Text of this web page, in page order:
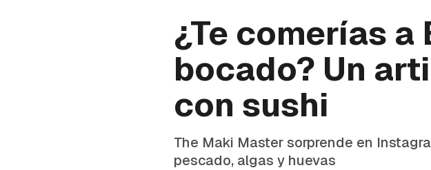
¿Te comerías
bocado? Un
con sushi
The Maki Master sorprende en
pescado, algas y huevas